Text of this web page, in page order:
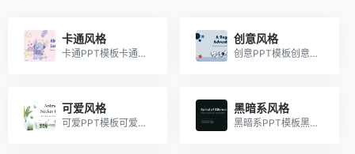
卡通风格
卡通PPT模板卡通PPT模板
创意风格
创意PPT模板创意PPT模板
可爱风格
可爱PPT模板可爱PPT模板
黑暗系风格
黑暗系PPT模板黑暗系PPT模板